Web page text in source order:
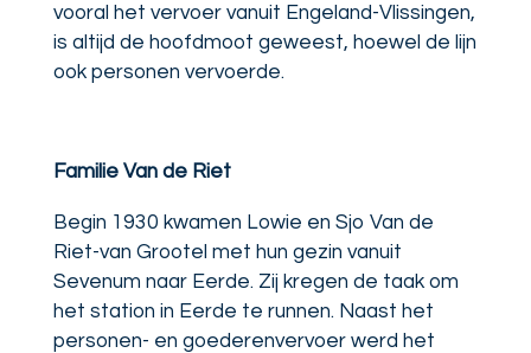
vooral het vervoer vanuit Engeland-Vlissingen,
is altijd de hoofdmoot geweest, hoewel de lijn
ook personen vervoerde.
Familie Van de Riet
Begin 1930 kwamen Lowie en Sjo Van de
Riet-van Grootel met hun gezin vanuit
Sevenum naar Eerde. Zij kregen de taak om
het station in Eerde te runnen. Naast het
personen- en goederenvervoer werd het